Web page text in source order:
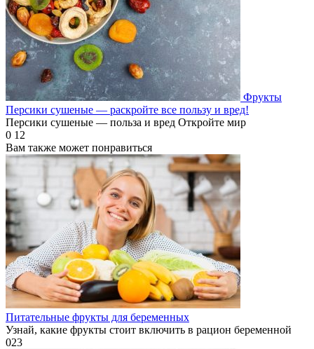
Фрукты
Персики сушеные — раскройте все пользу и вред!
Персики сушеные — польза и вред Откройте мир
0 12
Вам также может понравиться
Питательные фрукты для беременных
Узнай, какие фрукты стоит включить в рацион беременной
023